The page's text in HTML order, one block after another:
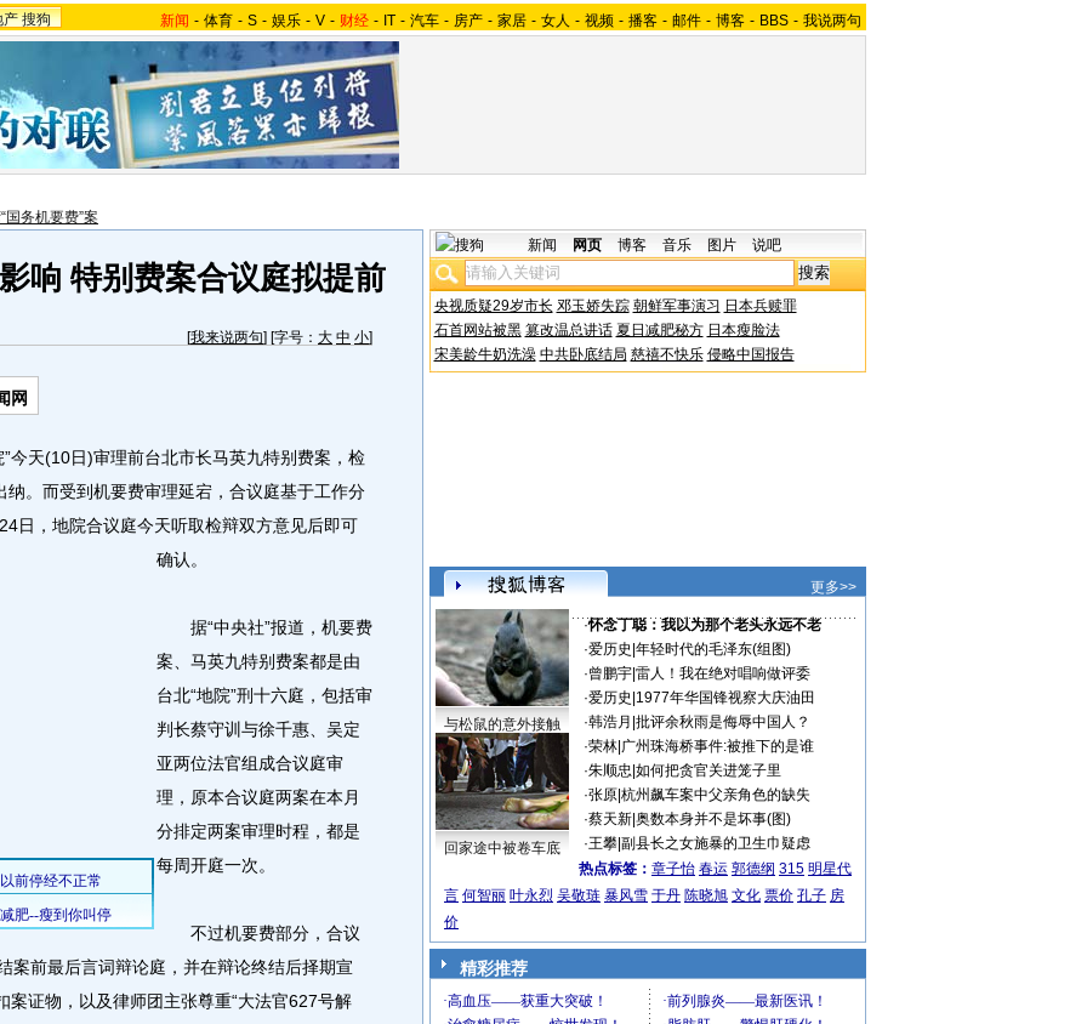
产 搜狗 新闻 - 体育 - S - 娱乐 - V - 财经 - IT - 汽车 - 房产 - 家居 - 女人 - 视频 - 播客 - 邮件 - 博客 - BBS - 我说两句
国务机要费”案
响 特别费案合议庭拟提前
[我来说两句] [字号： 大 中 小]
网
天(10日)审理前台北市长马英九特别费案，检
。而受到机要费审理延宕，合议庭基于工作分
日，地院合议庭今天听取检辩双方意见后即可
确认。
据“中央社”报道，机要费
案、马英九特别费案都是由
台北“地院”刑十六庭，包括审
判长蔡守训与徐千惠、吴定
亚两位法官组成合议庭审
理，原本合议庭两案在本月
分排定两案审理时程，都是
每周开庭一次。
不过机要费部分，合议
案前最后言词辩论庭，并在辩论终结后择期宣
案证物，以及律师团主张尊重“大法官627号解
新闻 网页 博客 音乐 图片 说吧
央视质疑29岁市长 邓玉娇失踪 朝鲜军事演习 日本兵赎罪
石首网站被黑 篡改温总讲话 夏日减肥秘方 日本瘦脸法
宋美龄牛奶洗澡 中共卧底结局 慈禧不快乐 侵略中国报告
更多>>
与松鼠的意外接触
回家途中被卷车底
·怀念丁聪：我以为那个老头永远不老
·爱历史 年轻时代的毛泽东(组图)
·曾鹏宇| 雷人！我在绝对唱响做评委
·爱历史 1977年华国锋视察大庆油田
·韩浩月 批评余秋雨是侮辱中国人？
·荣林| 广州珠海桥事件:被推下的是谁
·朱顺忠 如何把贪官关进笼子里
·张原| 杭州飙车案中父亲角色的缺失
·蔡天新| 奥数本身并不是坏事(图)
·王攀| 副县长之女施暴的卫生巾疑虑
热点标签： 章子怡 春运 郭德纲 315 明星代
言 何智丽 叶永烈 吴敬琏 暴风雪 于丹 陈晓旭 文化 票价 孔子 房
价
精彩推荐